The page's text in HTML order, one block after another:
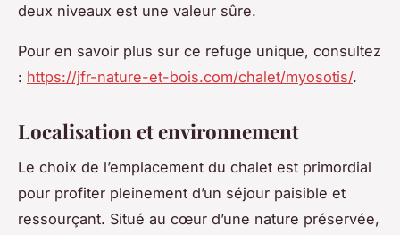
deux niveaux est une valeur sûre.
Pour en savoir plus sur ce refuge unique, consultez
: https://jfr-nature-et-bois.com/chalet/myosotis/.
Localisation et environnement
Le choix de l’emplacement du chalet est primordial
pour profiter pleinement d’un séjour paisible et
ressourçant. Situé au cœur d’une nature préservée,